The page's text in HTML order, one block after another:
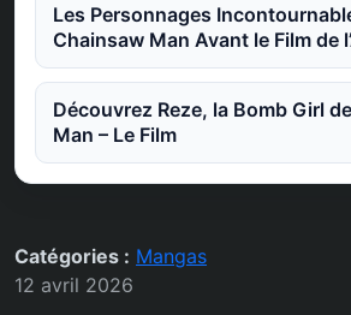
Les Personnages
Chainsaw Man Avant le Film de
Découvrez Reze, la Bomb Girl
Man – Le Film
Catégories : Mangas
12 avril 2026